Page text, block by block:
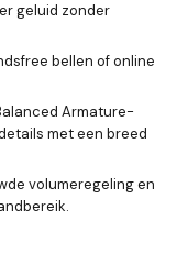
geluid zonder
bellen of online
Armature-
met een breed
volumeregeling en